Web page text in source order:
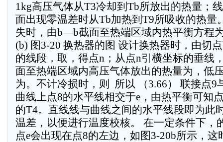
1kg高压气体从T3冷却到Tb所放出的热量；
面出现零温差时从Tb加热到T9所吸收的热量
失时，由b—b截面至热端区域内热平衡方程为
(b) 图3-20 换热器的图 设计换热器时，由切
的线段，取，得点n；从点n引横坐标的垂线
面至热端区域内高压气体放出的热量为，低
为。不计冷损时，则  所以 （3.66） 联接点
曲线上点8的水平线相交于e，由热平衡可知点
的T4。直线线与曲线之间的水平线段即为
温差，以便进行温度校核。 在一定条件下，
点e会出现在点8的左边，如图3-20b所示，这